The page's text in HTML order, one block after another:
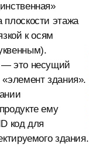
этажа
к осям
— это несущий
«элемент здания».
ему
код для
здания.